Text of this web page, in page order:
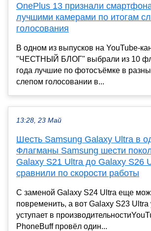
OnePlus 13 признали
лучшими камерами по итогам
голосования
В одном из выпусков на YouTube-
"ЧЕСТНЫЙ БЛОГ" выбрали из 10
года лучшие по фотосъёмке в
слепом голосовании в...
13:28, 23 Май
Шесть Samsung Galaxy Ultra в
Флагманы Samsung шести
Galaxy S21 Ultra до Galaxy S26
сравнили по скорости работы
С заменой Galaxy S24 Ultra еще
повременить, а вот Galaxy S23 Ultra
уступает в
PhoneBuff провёл один...